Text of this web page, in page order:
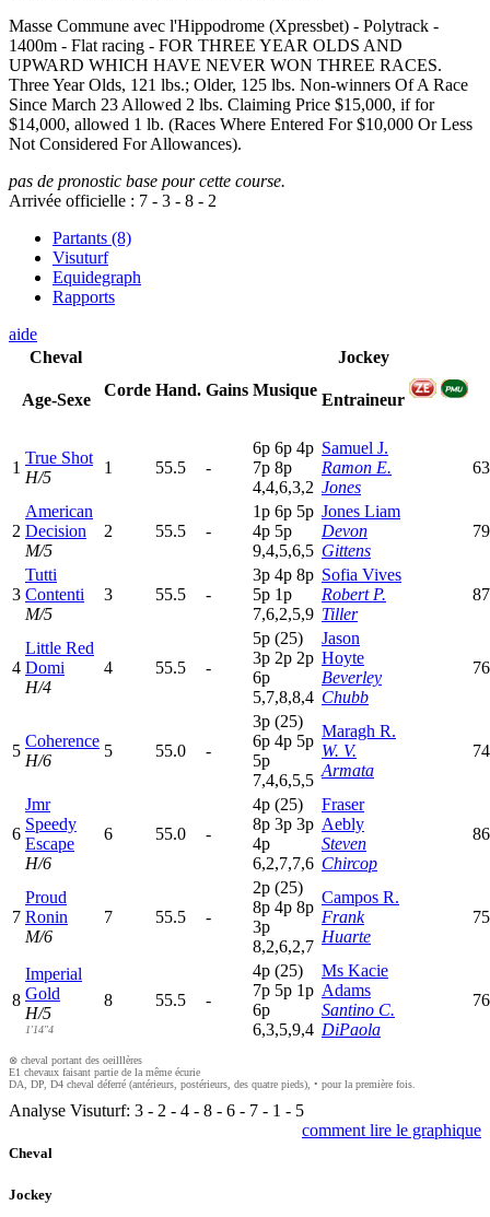
Masse Commune avec l'Hippodrome (Xpressbet) - Polytrack -
1400m - Flat racing - FOR THREE YEAR OLDS AND
UPWARD WHICH HAVE NEVER WON THREE RACES.
Three Year Olds, 121 lbs.; Older, 125 lbs. Non-winners Of A Race
Since March 23 Allowed 2 lbs. Claiming Price $15,000, if for
$14,000, allowed 1 lb. (Races Where Entered For $10,000 Or Less
Not Considered For Allowances).
pas de pronostic base pour cette course.
Arrivée officielle : 7 - 3 - 8 - 2
Partants (8)
Visuturf
Equidegraph
Rapports
aide
Cheval
Age-Sexe
Corde Hand. Gains Musique
Jockey
Entraineur
1
True Shot
H/5
1 55.5 -
6p 6p 4p
7p 8p
4,4,6,3,2
Samuel J.
Ramon E.
Jones
2
American
Decision
M/5
2 55.5 -
1p 6p 5p
4p 5p
9,4,5,6,5
Jones Liam
Devon
Gittens
3
Tutti
Contenti
M/5
3 55.5 -
3p 4p 8p
5p 1p
7,6,2,5,9
Sofia Vives
Robert P.
Tiller
4
Little Red
Domi
H/4
4 55.5 -
5p (25)
3p 2p 2p
6p
5,7,8,8,4
Jason
Hoyte
Beverley
Chubb
5
Coherence
H/6
5 55.0 -
3p (25)
6p 4p 5p
5p
7,4,6,5,5
Maragh R.
W. V.
Armata
6
Jmr
Speedy
Escape
H/6
6 55.0 -
4p (25)
8p 3p 3p
4p
6,2,7,7,6
Fraser
Aebly
Steven
Chircop
7
Proud
Ronin
M/6
7 55.5 -
2p (25)
8p 4p 8p
3p
8,2,6,2,7
Campos R.
Frank
Huarte
8
Imperial
Gold
H/5
1'14"4
8 55.5 -
4p (25)
7p 5p 1p
6p
6,3,5,9,4
Ms Kacie
Adams
Santino C.
DiPaola
⊗ cheval portant des oeilllères
E1 chevaux faisant partie de la même écurie
DA, DP, D4 cheval déferré (antérieurs, postérieurs, des quatre pieds), • pour la première fois.
Analyse Visuturf: 3 - 2 - 4 - 8 - 6 - 7 - 1 - 5
comment lire le graphique
Cheval
Jockey